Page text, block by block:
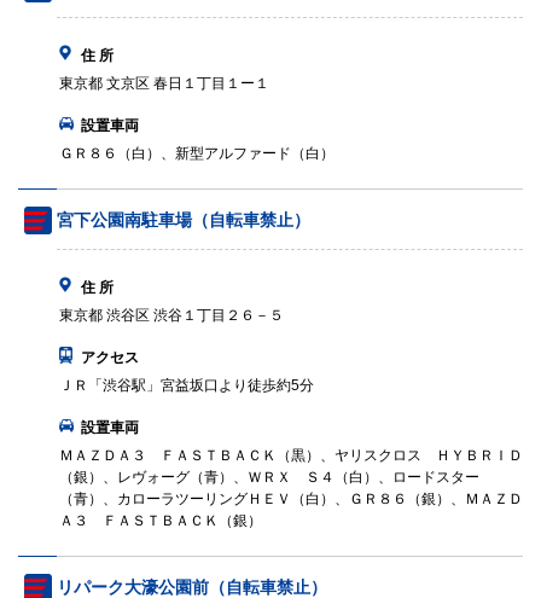
住 所
東京都 文京区 春日１丁目１ー１
設置車両
ＧＲ８６（白）、新型アルファード（白）
宮下公園南駐車場（自転車禁止）
住 所
東京都 渋谷区 渋谷１丁目２６－５
アクセス
ＪＲ「渋谷駅」宮益坂口より徒歩約5分
設置車両
ＭＡＺＤＡ３ ＦＡＳＴＢＡＣＫ（黒）、ヤリスクロス ＨＹＢＲＩＤ
（銀）、レヴォーグ（青）、ＷＲＸ Ｓ４（白）、ロードスター
（青）、カローラツーリングＨＥＶ（白）、ＧＲ８６（銀）、ＭＡＺＤ
Ａ３ ＦＡＳＴＢＡＣＫ（銀）
リパーク大濠公園前（自転車禁止）